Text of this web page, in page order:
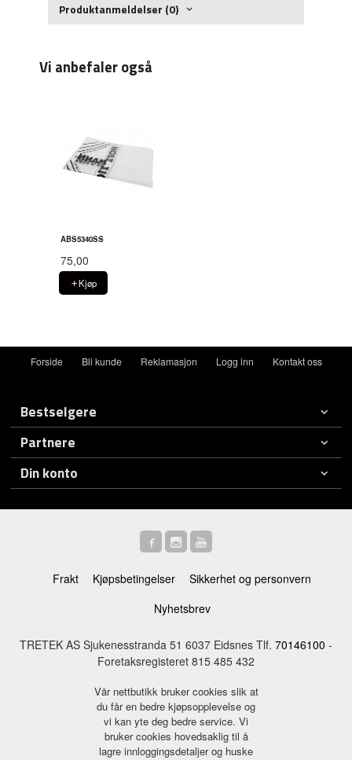
Produktanmeldelser (0)
Vi anbefaler også
ABS5340SS
75,00
Kjøp
Forside Bli kunde Reklamasjon Logg inn Kontakt oss
Bestselgere
Partnere
Din konto
Frakt Kjøpsbetingelser
Sikkerhet og personvern
Nyhetsbrev
TRETEK AS Sjukenesstranda 51 6037 Eidsnes Tlf. 70146100 -
Foretaksregisteret 815 485 432
Vår nettbutikk bruker cookies slik at
du får en bedre kjøpsopplevelse og
vi kan yte deg bedre service. Vi
bruker cookies hovedsaklig til å
lagre innloggingsdetaljer og huske